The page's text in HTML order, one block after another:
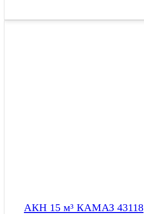
АКН 15 м³ КАМАЗ 43118